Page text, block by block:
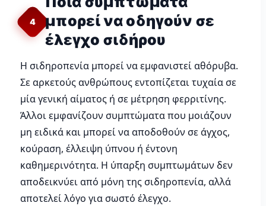
4
μπορεί να οδηγούν σε
έλεγχο σιδήρου
Η σιδηροπενία μπορεί να εμφανιστεί αθόρυβα.
Σε αρκετούς ανθρώπους εντοπίζεται τυχαία σε
μία γενική αίματος ή σε μέτρηση φερριτίνης.
Άλλοι εμφανίζουν συμπτώματα που μοιάζουν
μη ειδικά και μπορεί να αποδοθούν σε άγχος,
κούραση, έλλειψη ύπνου ή έντονη
καθημερινότητα. Η ύπαρξη συμπτωμάτων δεν
αποδεικνύει από μόνη της σιδηροπενία, αλλά
αποτελεί λόγο για σωστό έλεγχο.